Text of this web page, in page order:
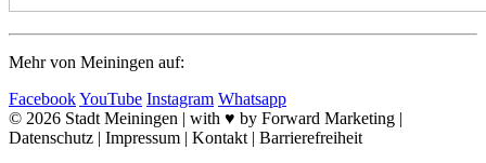
Mehr von Meiningen auf:
FacebookYouTube Instagram Whatsapp
© 2026 Stadt Meiningen | with ♥ by Forward Marketing |
Datenschutz | Impressum | Kontakt | Barrierefreiheit